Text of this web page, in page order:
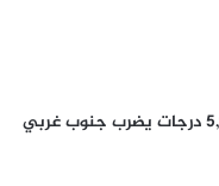
الفلبين.. زلزال بقوة 5,9 درجات يضرب جنوب غربي